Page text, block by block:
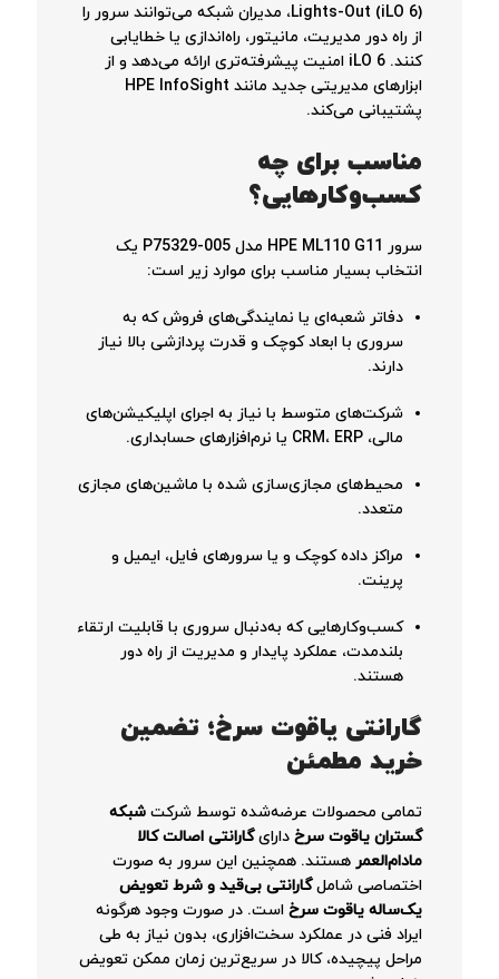
Lights-Out (iLO 6)، مدیران شبکه می‌توانند سرور را
از راه دور مدیریت، مانیتور، راه‌اندازی یا خطایابی
کنند. iLO 6 امنیت پیشرفته‌تری ارائه می‌دهد و از
ابزارهای مدیریتی جدید مانند HPE InfoSight
پشتیبانی می‌کند.
مناسب برای چه
کسب‌وکارهایی؟
سرور HPE ML110 G11 مدل P75329-005 یک
انتخاب بسیار مناسب برای موارد زیر است:
دفاتر شعبه‌ای یا نمایندگی‌های فروش که به
سروری با ابعاد کوچک و قدرت پردازشی بالا نیاز
دارند.
شرکت‌های متوسط با نیاز به اجرای اپلیکیشن‌های
مالی، CRM، ERP یا نرم‌افزارهای حسابداری.
محیط‌های مجازی‌سازی شده با ماشین‌های مجازی
متعدد.
مراکز داده کوچک و یا سرورهای فایل، ایمیل و
پرینت.
کسب‌وکارهایی که به‌دنبال سروری با قابلیت ارتقاء
بلندمدت، عملکرد پایدار و مدیریت از راه دور
هستند.
گارانتی یاقوت سرخ؛ تضمین
خرید مطمئن
تمامی محصولات عرضه‌شده توسط شرکت شبکه
گستران یاقوت سرخ دارایگارانتی اصالت کالا
مادام‌العمر هستند. همچنین این سرور به صورت
اختصاصی شاملگارانتی بی‌قید و شرط تعویض
یک‌ساله یاقوت سرخ است. در صورت وجود هرگونه
ایراد فنی در عملکرد سخت‌افزاری، بدون نیاز به طی
مراحل پیچیده، کالا در سریع‌ترین زمان ممکن تعویض